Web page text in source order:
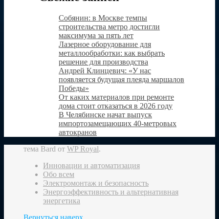
Собянин: в Москве темпы
строительства метро достигли
максимума за пять лет
Лазерное оборудование для
металлообработки: как выбрать
решение для производства
Андрей Клинцевич: «У нас
появляется будущая плеяда маршалов
Победы»
От каких материалов при ремонте
дома стоит отказаться в 2026 году
В Челябинске начат выпуск
импортозамещающих 40-метровых
автокранов
тема Bard от WP Royal.
Инновации и автоматизация
Обо всем
Электромонтаж и безопасность
Энергоэффективность и альтернативная
энергетика